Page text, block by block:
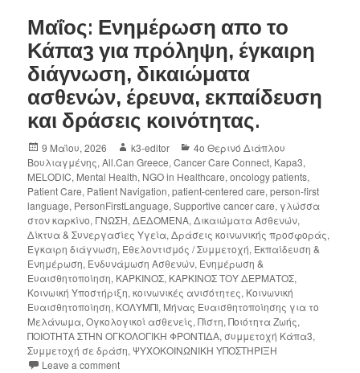
Μαΐος: Ενημέρωση απο το
Κάπα3 για πρόληψη, έγκαιρη
διάγνωση, δικαιώματα
ασθενών, έρευνα, εκπαίδευση
και δράσεις κοινότητας.
9 Μαΐου, 2026 k3-editor
4ο Θερινό Διάπλου
Βουλιαγμένης,All.Can Greece,Cancer Care Connect, Kapa3,
MELODIC, Mental Health, NGO in Healthcare,oncology patients,
Patient Care, Patient Navigation,patient-centered care,person-first
language, PersonFirstLanguage,Supportive cancer care, γλώσσα
στον καρκίνο, ΓΝΩΣΗ,ΔΕΔΟΜΕΝΑ,Δικαιώματα Ασθενών,
Δίκτυα & Συνεργασίες Υγεία,Δράσεις κοινωνικής προσφοράς,
Έγκαιρη διάγνωση, Εθελοντισμός / Συμμετοχή, Εκπαίδευση &
Ενημέρωση, Ενδυνάμωση Ασθενών, Ενημέρωση &
Ευαισθητοποίηση, ΚΑΡΚΙΝΟΣ, ΚΑΡΚΙΝΟΣ ΤΟΥ ΔΕΡΜΑΤΟΣ,
Κοινωική Υποστήριξη,κοινωνικές ανισότητες, Κοινωνική
Ευαισθητοποίηση, ΚΟΛΥΜΠΙ, Μήνας Ευαισθητοποίησης για το
Μελάνωμα,Ογκολογικοί ασθενείς,Πίστη,Ποιότητα Ζωής,
ΠΟΙΟΤΗΤΑ ΣΤΗΝ ΟΓΚΟΛΟΓΙΚΗ ΦΡΟΝΤΙΔΑ,συμμετοχή Κάπα3,
Συμμετοχή σε δράση,ΨΥΧΟΚΟΙΝΩΝΙΚΗ ΥΠΟΣΤΗΡΙΞΗ
Leave a comment